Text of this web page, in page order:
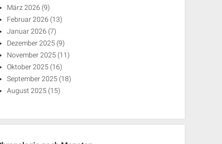
März 2026 (9)
Februar 2026 (13)
Januar 2026 (7)
Dezember 2025 (9)
November 2025 (11)
Oktober 2025 (16)
September 2025 (18)
August 2025 (15)